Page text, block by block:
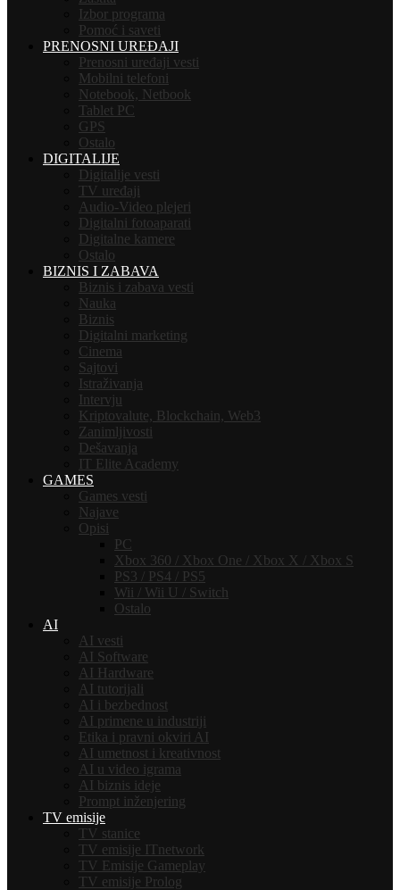
Izbor programa
Pomoć i saveti
PRENOSNI UREĐAJI
Prenosni uređaji vesti
Mobilni telefoni
Notebook, Netbook
Tablet PC
GPS
Ostalo
DIGITALIJE
Digitalije vesti
TV uređaji
Audio-Video plejeri
Digitalni fotoaparati
Digitalne kamere
Ostalo
BIZNIS I ZABAVA
Biznis i zabava vesti
Nauka
Biznis
Digitalni marketing
Cinema
Sajtovi
Istraživanja
Intervju
Kriptovalute, Blockchain, Web3
Zanimljivosti
Dešavanja
IT Elite Academy
GAMES
Games vesti
Najave
Opisi
PC
Xbox 360 / Xbox One / Xbox X / Xbox S
PS3 / PS4 / PS5
Wii / Wii U / Switch
Ostalo
AI
AI vesti
AI Software
AI Hardware
AI tutorijali
AI i bezbednost
AI primene u industriji
Etika i pravni okviri AI
AI umetnost i kreativnost
AI u video igrama
AI biznis ideje
Prompt inženjering
TV emisije
TV stanice
TV emisije ITnetwork
TV Emisije Gameplay
TV emisije Prolog